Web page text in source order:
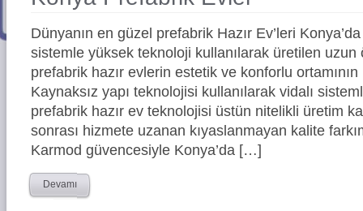
Dünyanın en güzel prefabrik Hazır Ev’leri
sistemle yüksek teknoloji kullanılarak üretilen
prefabrik hazır evlerin estetik ve konforlu ortamının
Kaynaksız yapı teknolojisi kullanılarak vidalı
prefabrik hazır ev teknolojisi üstün nitelikli üretim
sonrası hizmete uzanan kıyaslanmayan kalite
Karmod güvencesiyle Konya’da […]
Devamı